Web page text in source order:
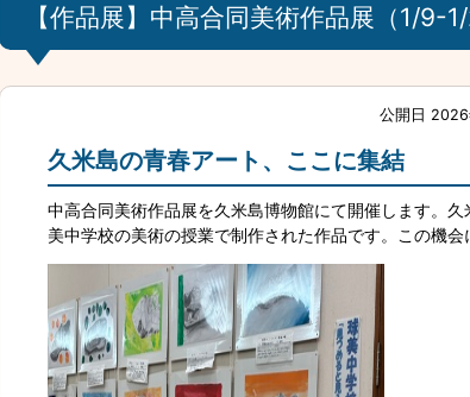
【作品展】中高合同美術作品展（1/9-
公開日
久米島の青春アート、ここに集結
中高合同美術作品展を久米島博物館にて開催します。
美中学校の美術の授業で制作された作品です。この機